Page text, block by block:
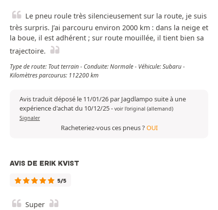
Le pneu roule très silencieusement sur la route, je suis
très surpris. J’ai parcouru environ 2000 km : dans la neige et
la boue, il est adhérent ; sur route mouillée, il tient bien sa
trajectoire.
Type de route: Tout terrain - Conduite: Normale - Véhicule: Subaru -
Kilomètres parcourus: 112200 km
Avis traduit déposé le 11/01/26 par Jagdlampo suite à une
expérience d'achat du 10/12/25- voir l'original (allemand)
Signaler
Racheteriez-vous ces pneus ?OUI
AVIS DE ERIK KVIST
5/5
Super